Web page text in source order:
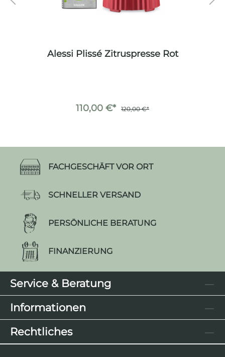
Alessi Plissé Zitruspresse Rot
110,00 €* 120,00 €*
FACHGESCHÄFT VOR ORT
SCHNELLER VERSAND
PERSÖNLICHE BERATUNG
FINANZIERUNG
Service & Beratung
Informationen
Rechtliches